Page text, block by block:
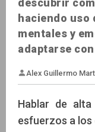
descubrir
haciendo
mentales y
adaptarse
Hablar de
esfuerzos a los